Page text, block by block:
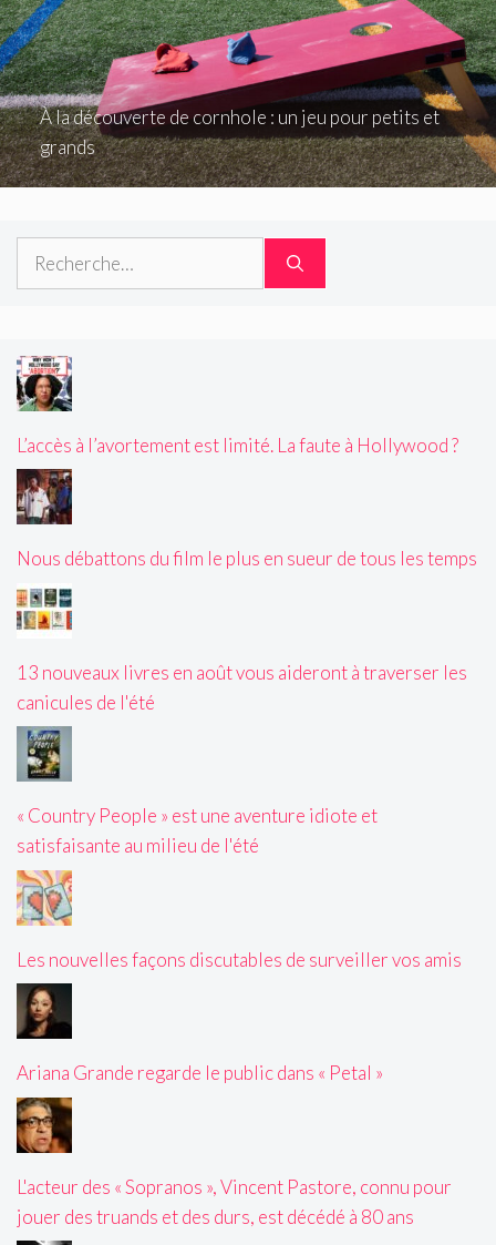
À la découverte de cornhole : un jeu pour petits et
grands
Rechercher :
L’accès à l’avortement est limité. La faute à Hollywood ?
Nous débattons du film le plus en sueur de tous les temps
13 nouveaux livres en août vous aideront à traverser les
canicules de l'été
« Country People » est une aventure idiote et
satisfaisante au milieu de l'été
Les nouvelles façons discutables de surveiller vos amis
Ariana Grande regarde le public dans « Petal »
L'acteur des « Sopranos », Vincent Pastore, connu pour
jouer des truands et des durs, est décédé à 80 ans